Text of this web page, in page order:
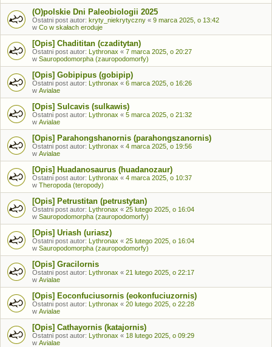
(O)polskie Dni Paleobiologii 2025
Ostatni post autor: kryty_niekrytyczny « 9 marca 2025, o 13:42
w Co w skałach eroduje
[Opis] Chadititan (czaditytan)
Ostatni post autor: Lythronax « 7 marca 2025, o 20:27
w Sauropodomorpha (zauropodomorfy)
[Opis] Gobipipus (gobipip)
Ostatni post autor: Lythronax « 6 marca 2025, o 16:26
w Avialae
[Opis] Sulcavis (sulkawis)
Ostatni post autor: Lythronax « 5 marca 2025, o 21:32
w Avialae
[Opis] Parahongshanornis (parahongszanornis)
Ostatni post autor: Lythronax « 4 marca 2025, o 19:56
w Avialae
[Opis] Huadanosaurus (huadanozaur)
Ostatni post autor: Lythronax « 4 marca 2025, o 10:37
w Theropoda (teropody)
[Opis] Petrustitan (petrustytan)
Ostatni post autor: Lythronax « 25 lutego 2025, o 16:04
w Sauropodomorpha (zauropodomorfy)
[Opis] Uriash (uriasz)
Ostatni post autor: Lythronax « 25 lutego 2025, o 16:04
w Sauropodomorpha (zauropodomorfy)
[Opis] Gracilornis
Ostatni post autor: Lythronax « 21 lutego 2025, o 22:17
w Avialae
[Opis] Eoconfuciusornis (eokonfuciuzornis)
Ostatni post autor: Lythronax « 20 lutego 2025, o 22:28
w Avialae
[Opis] Cathayornis (katajornis)
Ostatni post autor: Lythronax « 18 lutego 2025, o 09:29
w Avialae